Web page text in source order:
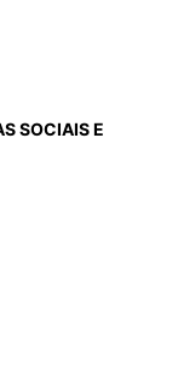
SOCIAIS E